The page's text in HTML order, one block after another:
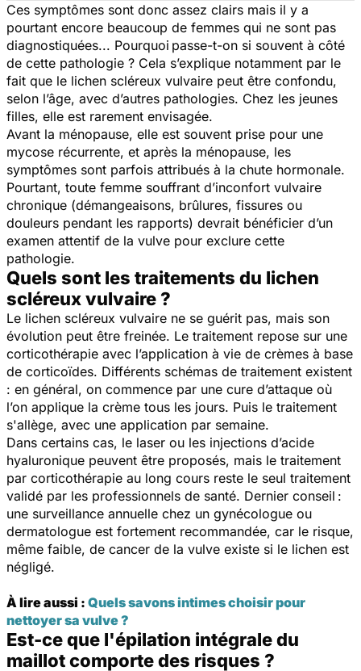
Ces symptômes sont donc assez clairs mais il y a
pourtant encore beaucoup de femmes qui ne sont pas
diagnostiquées... Pourquoi passe-t-on si souvent à côté
de cette pathologie ? Cela s’explique notamment par le
fait que le lichen scléreux vulvaire peut être confondu,
selon l’âge, avec d’autres pathologies. Chez les jeunes
filles, elle est rarement envisagée.
Avant la ménopause, elle est souvent prise pour une
mycose récurrente, et après la ménopause, les
symptômes sont parfois attribués à la chute hormonale.
Pourtant, toute femme souffrant d’inconfort vulvaire
chronique (démangeaisons, brûlures, fissures ou
douleurs pendant les rapports) devrait bénéficier d’un
examen attentif de la vulve pour exclure cette
pathologie.
Quels sont les traitements du lichen
scléreux vulvaire ?
Le lichen scléreux vulvaire ne se guérit pas, mais son
évolution peut être freinée. Le traitement repose sur une
corticothérapie avec l’application à vie de crèmes à base
de corticoïdes. Différents schémas de traitement existent
: en général, on commence par une cure d’attaque où
l’on applique la crème tous les jours. Puis le traitement
s'allège, avec une application par semaine.
Dans certains cas, le laser ou les injections d’acide
hyaluronique peuvent être proposés, mais le traitement
par corticothérapie au long cours reste le seul traitement
validé par les professionnels de santé. Dernier conseil :
une surveillance annuelle chez un gynécologue ou
dermatologue est fortement recommandée, car le risque,
même faible, de cancer de la vulve existe si le lichen est
négligé.
À lire aussi : Quels savons intimes choisir pour
nettoyer sa vulve ?
Est-ce que l'épilation intégrale du
maillot comporte des risques ?